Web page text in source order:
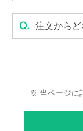
注文からど
※ 当ページに